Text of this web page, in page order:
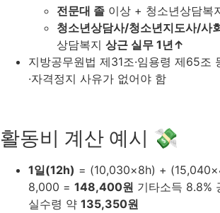
전문대 졸 이상 + 청소년상담복
청소년상담사/청소년지도사/사
상담복지 상근 실무 1년↑
지방공무원법 제31조·임용령 제65조
·자격정지 사유가 없어야 함
활동비 계산 예시 💸
1일(12h) = (10,030×8h) +
8,000 = 148,400원 기타소득 8.8%
실수령 약 135,350원